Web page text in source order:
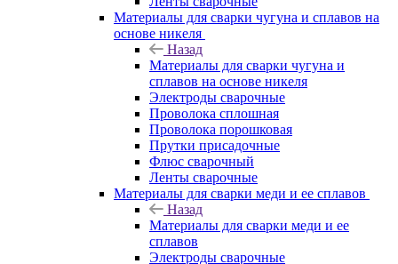
Материалы для сварки чугуна и сплавов на
основе никеля
Назад
Материалы для сварки чугуна и
сплавов на основе никеля
Электроды сварочные
Проволока сплошная
Проволока порошковая
Прутки присадочные
Флюс сварочный
Ленты сварочные
Материалы для сварки меди и ее сплавов
Назад
Материалы для сварки меди и ее
сплавов
Электроды сварочные